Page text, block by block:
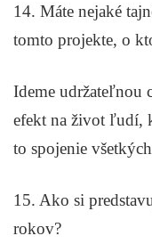
14. Máte nejaké
tomto projekte, o
Ideme udržateľnou
efekt na život ľudí,
to spojenie
15. Ako si
rokov?